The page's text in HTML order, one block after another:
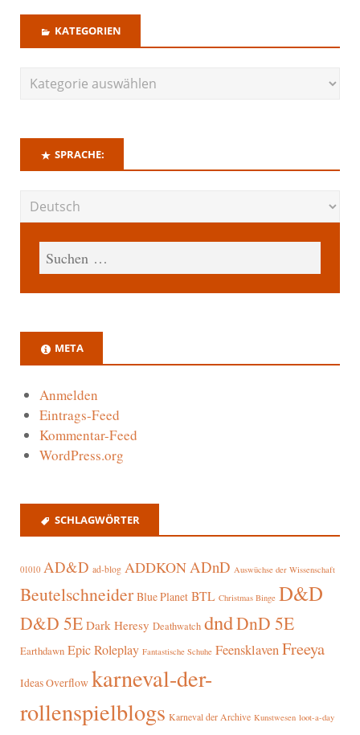
KATEGORIEN
SPRACHE:
META
Anmelden
Eintrags-Feed
Kommentar-Feed
WordPress.org
SCHLAGWÖRTER
01010 AD&D ad-blog ADDKONADnD Auswüchse der Wissenschaft
Beutelschneider Blue Planet BTL Christmas Binge D&D
D&D 5E Dark Heresy Deathwatch dndDnD 5E
Earthdawn Epic Roleplay Fantastische Schuhe FeensklavenFreeya
Ideas Overflow karneval-der-
rollenspielblogs Karneval der Archive Kunstwesen loot-a-day